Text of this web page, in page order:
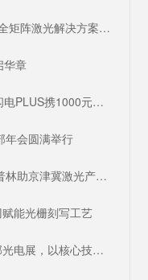
凯普林亮剑2026慕尼黑光博会 全矩阵激光解决方案破解全球产业痛点
华章
23年，只为硬核宠你！凯普林闪电PLUS携1000元豪礼，引爆全场
年会圆满举行
乘协同东风 筑科创强基——凯普林助京津冀激光产业共兴
能光栅刻写工艺
逐光出海！凯普林亮相美国西部光电展，以核心技术叩响国际大门